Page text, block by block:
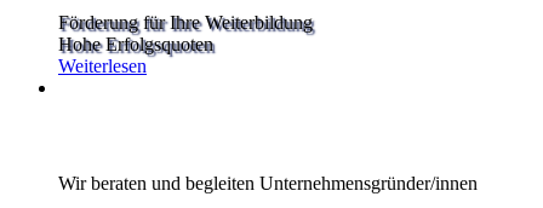
Förderung für Ihre Weiterbildung
Hohe Erfolgsquoten
Weiterlesen
Wir beraten und begleiten Unternehmensgründer/innen